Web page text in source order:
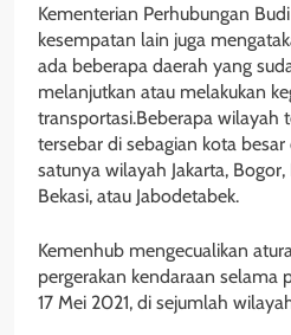
Kementerian Perhubungan
kesempatan lain juga
ada beberapa daerah yang
melanjutkan atau melakukan
transportasi.Beberapa wilayah
tersebar di sebagian kota
satunya wilayah Jakarta,
Bekasi, atau Jabodetabek.
Kemenhub mengecualikan
pergerakan kendaraan selama
17 Mei 2021, di sejumlah